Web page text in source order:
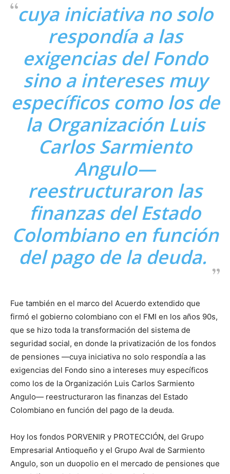
cuya iniciativa no solo
respondía a las
exigencias del Fondo
sino a intereses muy
específicos como los de
la Organización Luis
Carlos Sarmiento
Angulo—
reestructuraron las
finanzas del Estado
Colombiano en función
del pago de la deuda.
Fue también en el marco del Acuerdo extendido que
firmó el gobierno colombiano con el FMI en los años 90s,
que se hizo toda la transformación del sistema de
seguridad social, en donde la privatización de los fondos
de pensiones —cuya iniciativa no solo respondía a las
exigencias del Fondo sino a intereses muy específicos
como los de la Organización Luis Carlos Sarmiento
Angulo— reestructuraron las finanzas del Estado
Colombiano en función del pago de la deuda.
Hoy los fondos PORVENIR y PROTECCIÓN, del Grupo
Empresarial Antioqueño y el Grupo Aval de Sarmiento
Angulo, son un duopolio en el mercado de pensiones que